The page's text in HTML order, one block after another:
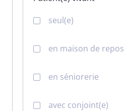
seul(e)
en maison de repos
en séniorerie
avec conjoint(e)